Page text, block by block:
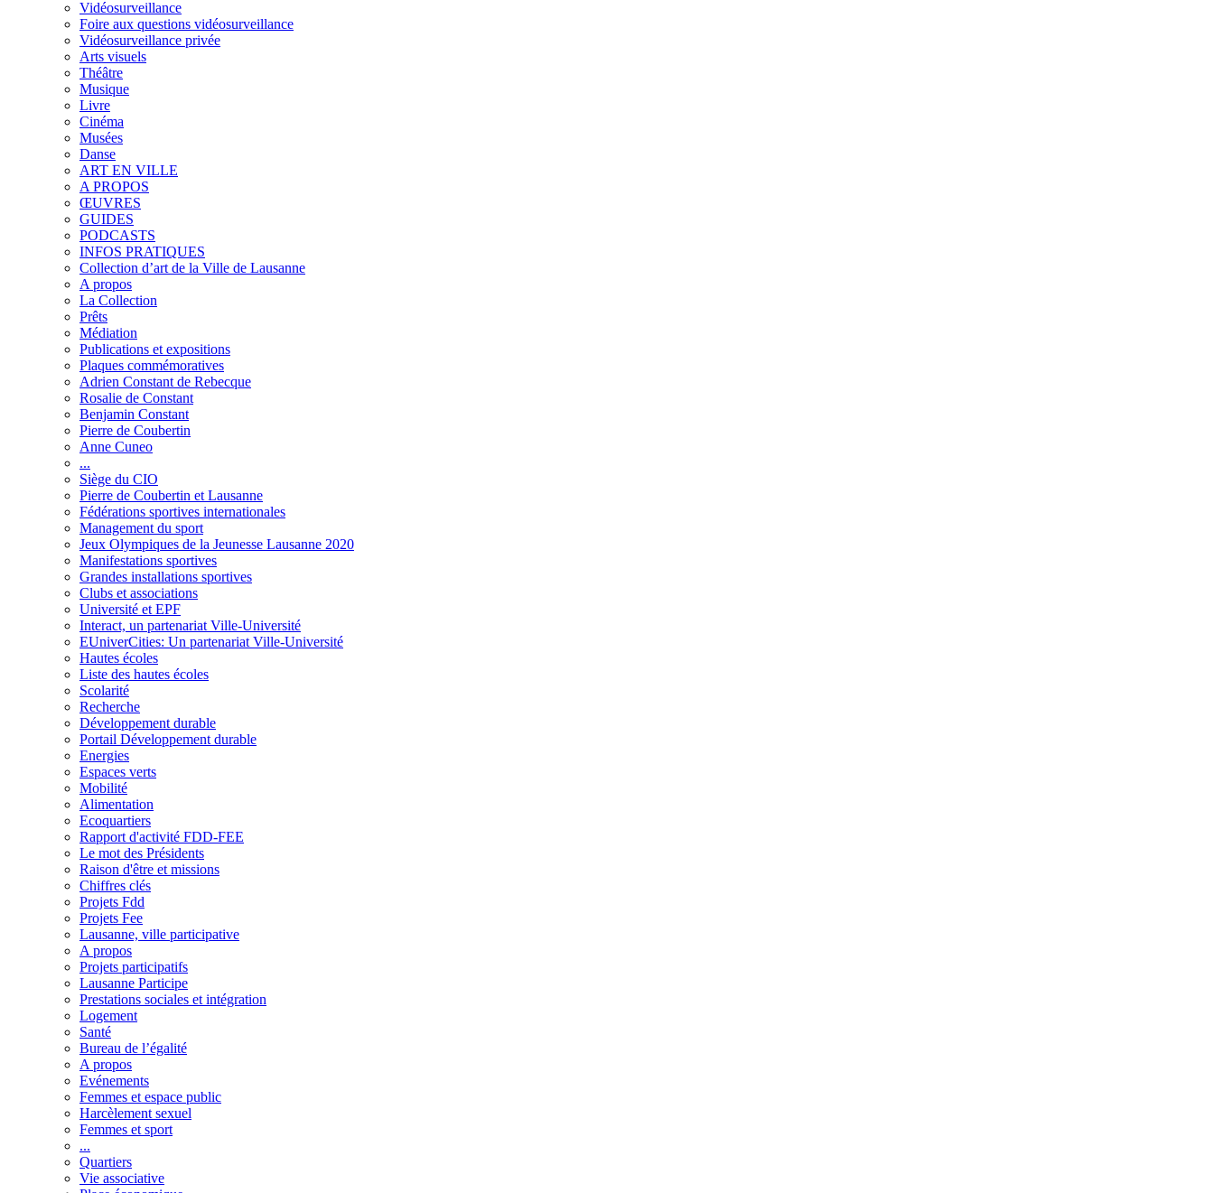
Vidéosurveillance
Foire aux questions vidéosurveillance
Vidéosurveillance privée
Arts visuels
Théâtre
Musique
Livre
Cinéma
Musées
Danse
ART EN VILLE
A PROPOS
ŒUVRES
GUIDES
PODCASTS
INFOS PRATIQUES
Collection d’art de la Ville de Lausanne
A propos
La Collection
Prêts
Médiation
Publications et expositions
Plaques commémoratives
Adrien Constant de Rebecque
Rosalie de Constant
Benjamin Constant
Pierre de Coubertin
Anne Cuneo
...
Siège du CIO
Pierre de Coubertin et Lausanne
Fédérations sportives internationales
Management du sport
Jeux Olympiques de la Jeunesse Lausanne 2020
Manifestations sportives
Grandes installations sportives
Clubs et associations
Université et EPF
Interact, un partenariat Ville-Université
EUniverCities: Un partenariat Ville-Université
Hautes écoles
Liste des hautes écoles
Scolarité
Recherche
Développement durable
Portail Développement durable
Energies
Espaces verts
Mobilité
Alimentation
Ecoquartiers
Rapport d'activité FDD-FEE
Le mot des Présidents
Raison d'être et missions
Chiffres clés
Projets Fdd
Projets Fee
Lausanne, ville participative
A propos
Projets participatifs
Lausanne Participe
Prestations sociales et intégration
Logement
Santé
Bureau de l’égalité
A propos
Evénements
Femmes et espace public
Harcèlement sexuel
Femmes et sport
...
Quartiers
Vie associative